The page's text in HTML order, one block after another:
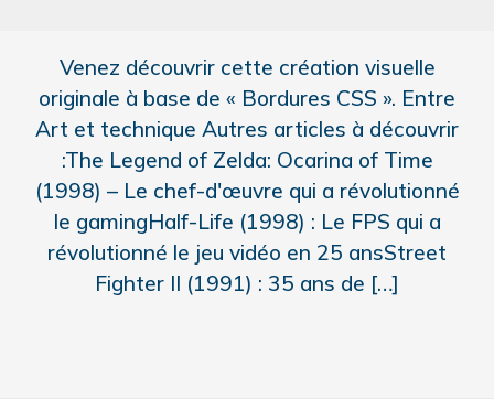
Venez découvrir cette création visuelle
originale à base de « Bordures CSS ». Entre
Art et technique Autres articles à découvrir
:The Legend of Zelda: Ocarina of Time
(1998) – Le chef-d'œuvre qui a révolutionné
le gamingHalf-Life (1998) : Le FPS qui a
révolutionné le jeu vidéo en 25 ansStreet
Fighter II (1991) : 35 ans de […]